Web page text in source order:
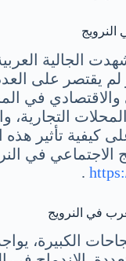
النرويج
الجالية
لم يقتصر على
والاقتصادي في
التجارية،
كيفية تأثير هذه
الاجتماعي في
.
في النرويج
الكبيرة،